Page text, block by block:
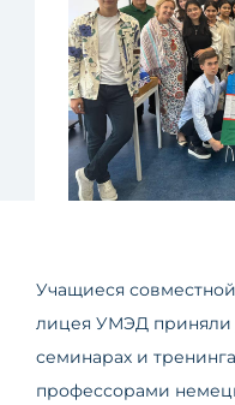
Учащиеся
лицея УМЭД приняли
семинарах и
профессорами